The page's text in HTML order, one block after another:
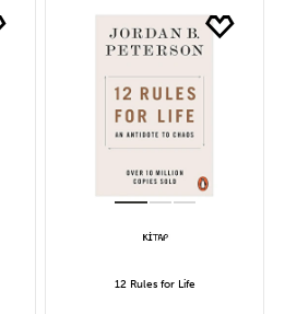
12 Rules for Life